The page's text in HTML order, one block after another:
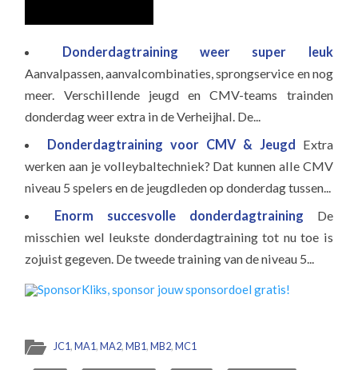
Donderdagtraining weer super leuk
Aanvalpassen, aanvalcombinaties, sprongservice en nog
meer. Verschillende jeugd en CMV-teams trainden
donderdag weer extra in de Verheijhal. De...
Donderdagtraining voor CMV & Jeugd Extra
werken aan je volleybaltechniek? Dat kunnen alle CMV
niveau 5 spelers en de jeugdleden op donderdag tussen...
Enorm succesvolle donderdagtraining De
misschien wel leukste donderdagtraining tot nu toe is
zojuist gegeven. De tweede training van de niveau 5...
JC1,MA1,MA2,MB1,MB2,MC1